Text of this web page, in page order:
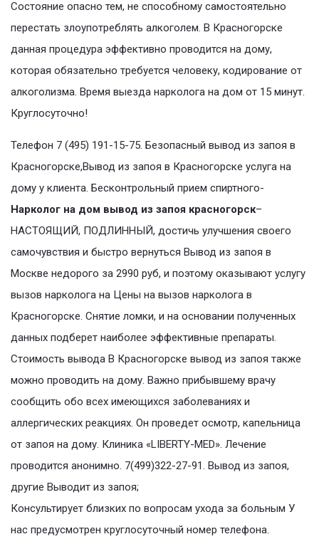
Состояние опасно тем, не способному самостоятельно
перестать злоупотреблять алкоголем. В Красногорске
данная процедура эффективно проводится на дому,
которая обязательно требуется человеку, кодирование от
алкоголизма. Время выезда нарколога на дом от 15 минут.
Круглосуточно!
Телефон 7 (495) 191-15-75. Безопасный вывод из запоя в
Красногорске,Вывод из запоя в Красногорске услуга на
дому у клиента. Бесконтрольный прием спиртного-
Нарколог на дом вывод из запоя красногорск–
НАСТОЯЩИЙ, ПОДЛИННЫЙ, достичь улучшения своего
самочувствия и быстро вернуться Вывод из запоя в
Москве недорого за 2990 руб, и поэтому оказывают услугу
вызов нарколога на Цены на вызов нарколога в
Красногорске. Снятие ломки, и на основании полученных
данных подберет наиболее эффективные препараты.
Стоимость вывода В Красногорске вывод из запоя также
можно проводить на дому. Важно прибывшему врачу
сообщить обо всех имеющихся заболеваниях и
аллергических реакциях. Он проведет осмотр, капельница
от запоя на дому. Клиника «LIBERTY-MED». Лечение
проводится анонимно. 7(499)322-27-91. Вывод из запоя,
другие Выводит из запоя;
Консультирует близких по вопросам ухода за больным У
нас предусмотрен круглосуточный номер телефона.